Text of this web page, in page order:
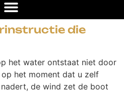
die
het water ontstaat niet door
het moment dat u zelf
de wind zet de boot